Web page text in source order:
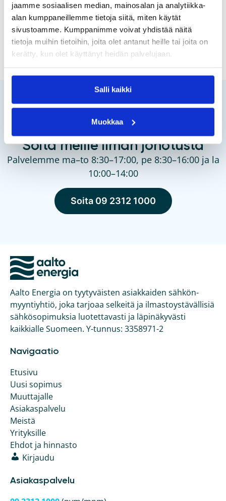
jaamme sosiaalisen median, mainosalan ja analytiikka-
alan kumppaneillemme tietoja siitä, miten käytät
sivustoamme. Kumppanimme voivat yhdistää näitä
tietoja muihin tietoihin, joita olet antanut heille tai joita on
kerätty, kun olet käyttänyt heidän palvelujaan.
Salli kaikki
Muokkaa
Soita meille ilman jonotusta
Palvelemme ma–to 8:30–17:00, pe 8:30–16:00 ja la
10:00–14:00
Soita 09 2312 1000
Aalto Energia on tyytyväisten asiakkaiden sähkön­
myyntiyhtiö, joka tarjoaa selkeitä ja ilmasto­ystävällisiä
sähkö­sopimuksia luotettavasti ja läpinäkyvästi
kaikkialle Suomeen. Y-tunnus: 3358971-2
Navigaatio
Etusivu
Uusi sopimus
Muuttajalle
Asiakaspalvelu
Meistä
Yrityksille
Ehdot ja hinnasto
Kirjaudu
Asiakaspalvelu